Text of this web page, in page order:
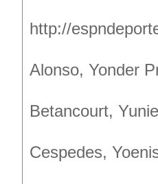
http://
Alonso, Yonder
Betancourt,
Cespedes,